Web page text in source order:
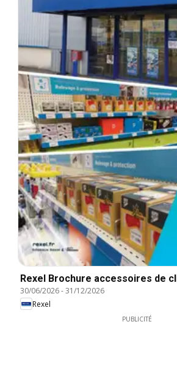
Rexel Brochure accessoires de
30/06/2026-31/12/2026
Rexel
PUBLICITÉ